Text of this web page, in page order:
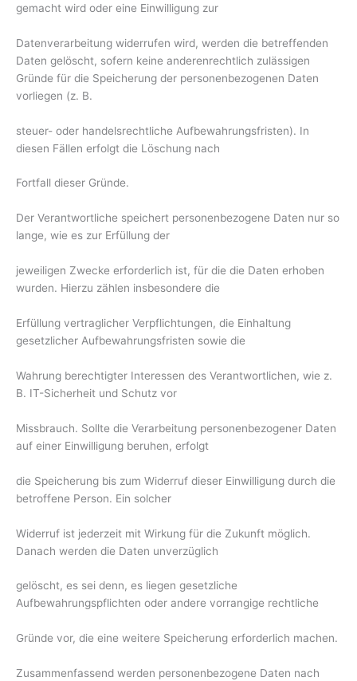
gemacht wird oder eine Einwilligung zur
Datenverarbeitung widerrufen wird, werden die betreffenden
Daten gelöscht, sofern keine anderenrechtlich zulässigen
Gründe für die Speicherung der personenbezogenen Daten
vorliegen (z. B.
steuer- oder handelsrechtliche Aufbewahrungsfristen). In
diesen Fällen erfolgt die Löschung nach
Fortfall dieser Gründe.
Der Verantwortliche speichert personenbezogene Daten nur so
lange, wie es zur Erfüllung der
jeweiligen Zwecke erforderlich ist, für die die Daten erhoben
wurden. Hierzu zählen insbesondere die
Erfüllung vertraglicher Verpflichtungen, die Einhaltung
gesetzlicher Aufbewahrungsfristen sowie die
Wahrung berechtigter Interessen des Verantwortlichen, wie z.
B. IT-Sicherheit und Schutz vor
Missbrauch. Sollte die Verarbeitung personenbezogener Daten
auf einer Einwilligung beruhen, erfolgt
die Speicherung bis zum Widerruf dieser Einwilligung durch die
betroffene Person. Ein solcher
Widerruf ist jederzeit mit Wirkung für die Zukunft möglich.
Danach werden die Daten unverzüglich
gelöscht, es sei denn, es liegen gesetzliche
Aufbewahrungspflichten oder andere vorrangige rechtliche
Gründe vor, die eine weitere Speicherung erforderlich machen.
Zusammenfassend werden personenbezogene Daten nach